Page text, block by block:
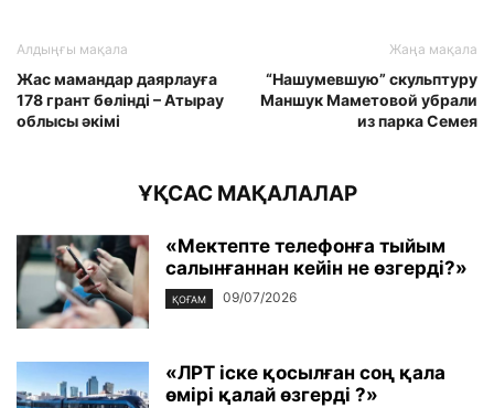
Алдыңғы мақала
Жас мамандар даярлауға
178 грант бөлінді – Атырау
облысы әкімі
Жаңа мақала
“Нашумевшую” скульптуру
Маншук Маметовой убрали
из парка Семея
ҰҚСАС МАҚАЛАЛАР
«Мектепте телефонға тыйым
салынғаннан кейін не өзгерді?»
ҚОҒАМ 09/07/2026
«ЛРТ іске қосылған соң қала
өмірі қалай өзгерді ?»